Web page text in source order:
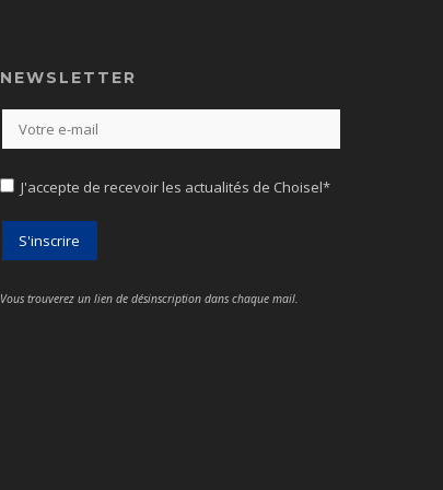
NEWSLETTER
J'accepte de recevoir les actualités de Choisel*
Vous trouverez un lien de désinscription dans chaque mail.